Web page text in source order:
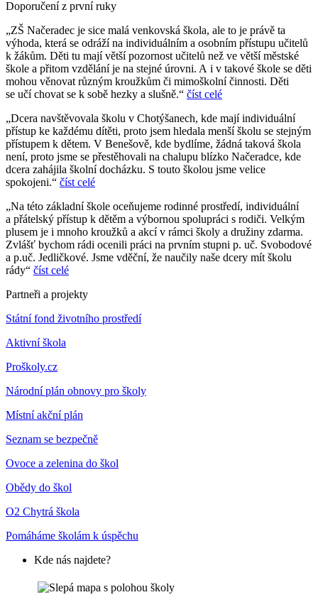
Doporučení z první ruky
„ZŠ Načeradec je sice malá venkovská škola, ale to je právě ta
výhoda, která se odráží na individuálním a osobním přístupu učitelů
k žákům. Děti tu mají větší pozornost učitelů než ve větší městské
škole a přitom vzdělání je na stejné úrovni. A i v takové škole se děti
mohou věnovat různým kroužkům či mimoškolní činnosti. Děti
se učí chovat se k sobě hezky a slušně.“ číst celé
„Dcera navštěvovala školu v Chotýšanech, kde mají individuální
přístup ke každému dítěti, proto jsem hledala menší školu se stejným
přístupem k dětem. V Benešově, kde bydlíme, žádná taková škola
není, proto jsme se přestěhovali na chalupu blízko Načeradce, kde
dcera zahájila školní docházku. S touto školou jsme velice
spokojeni.“ číst celé
„Na této základní škole oceňujeme rodinné prostředí, individuální
a přátelský přístup k dětěm a výbornou spolupráci s rodiči. Velkým
plusem je i mnoho kroužků a akcí v rámci školy a družiny zdarma.
Zvlášť bychom rádi ocenili práci na prvním stupni p. uč. Svobodové
a p.uč. Jedličkové. Jsme vděční, že naučily naše dcery mít školu
rády“ číst celé
Partneři a projekty
Státní fond životního prostředí
Aktivní škola
Proškoly.cz
Národní plán obnovy pro školy
Místní akční plán
Seznam se bezpečně
Ovoce a zelenina do škol
Obědy do škol
O2 Chytrá škola
Pomáháme školám k úspěchu
Kde nás najdete?